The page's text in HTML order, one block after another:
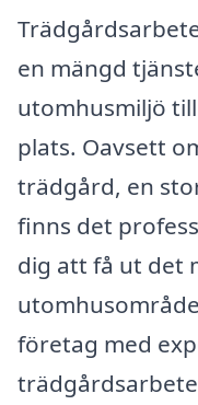
en mängd
utomhusmiljö
plats. Oavsett
trädgård, en
finns det
dig att få ut det
företag med